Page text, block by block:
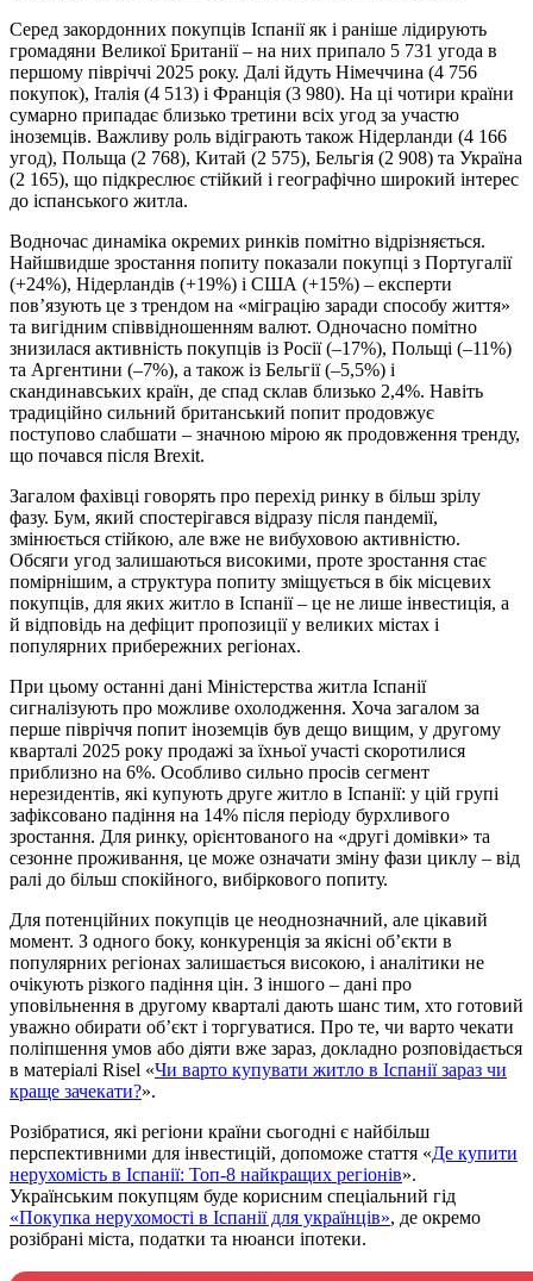
Серед закордонних покупців Іспанії як і раніше лідирують
громадяни Великої Британії – на них припало 5 731 угода в
першому півріччі 2025 року. Далі йдуть Німеччина (4 756
покупок), Італія (4 513) і Франція (3 980). На ці чотири країни
сумарно припадає близько третини всіх угод за участю
іноземців. Важливу роль відіграють також Нідерланди (4 166
угод), Польща (2 768), Китай (2 575), Бельгія (2 908) та Україна
(2 165), що підкреслює стійкий і географічно широкий інтерес
до іспанського житла.
Водночас динаміка окремих ринків помітно відрізняється.
Найшвидше зростання попиту показали покупці з Португалії
(+24%), Нідерландів (+19%) і США (+15%) – експерти
пов’язують це з трендом на «міграцію заради способу життя»
та вигідним співвідношенням валют. Одночасно помітно
знизилася активність покупців із Росії (–17%), Польщі (–11%)
та Аргентини (–7%), а також із Бельгії (–5,5%) і
скандинавських країн, де спад склав близько 2,4%. Навіть
традиційно сильний британський попит продовжує
поступово слабшати – значною мірою як продовження тренду,
що почався після Brexit.
Загалом фахівці говорять про перехід ринку в більш зрілу
фазу. Бум, який спостерігався відразу після пандемії,
змінюється стійкою, але вже не вибуховою активністю.
Обсяги угод залишаються високими, проте зростання стає
помірнішим, а структура попиту зміщується в бік місцевих
покупців, для яких житло в Іспанії – це не лише інвестиція, а
й відповідь на дефіцит пропозиції у великих містах і
популярних прибережних регіонах.
При цьому останні дані Міністерства житла Іспанії
сигналізують про можливе охолодження. Хоча загалом за
перше півріччя попит іноземців був дещо вищим, у другому
кварталі 2025 року продажі за їхньої участі скоротилися
приблизно на 6%. Особливо сильно просів сегмент
нерезидентів, які купують друге житло в Іспанії: у цій групі
зафіксовано падіння на 14% після періоду бурхливого
зростання. Для ринку, орієнтованого на «другі домівки» та
сезонне проживання, це може означати зміну фази циклу – від
ралі до більш спокійного, вибіркового попиту.
Для потенційних покупців це неоднозначний, але цікавий
момент. З одного боку, конкуренція за якісні об’єкти в
популярних регіонах залишається високою, і аналітики не
очікують різкого падіння цін. З іншого – дані про
уповільнення в другому кварталі дають шанс тим, хто готовий
уважно обирати об’єкт і торгуватися. Про те, чи варто чекати
поліпшення умов або діяти вже зараз, докладно розповідається
в матеріалі Risel «Чи варто купувати житло в Іспанії зараз чи
краще зачекати?».
Розібратися, які регіони країни сьогодні є найбільш
перспективними для інвестицій, допоможе стаття «Де купити
нерухомість в Іспанії: Топ-8 найкращих регіонів».
Українським покупцям буде корисним спеціальний гід
«Покупка нерухомості в Іспанії для українців», де окремо
розібрані міста, податки та нюанси іпотеки.